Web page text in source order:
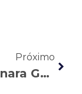
Próximo
CNT: Lenara Garcia aborda a redução de jornada para pais cujos filhos têm necessidades especiais